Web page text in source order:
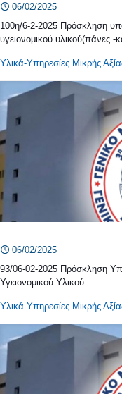
06/02/2025
100η/6-2-2025 Πρόσκληση
υγειονομικού υλικού(πάνες -
Υλικά-Υπηρεσίες Μικρής
06/02/2025
93/06-02-2025 Πρόσκληση
Υγειονομικού Υλικού
Υλικά-Υπηρεσίες Μικρής